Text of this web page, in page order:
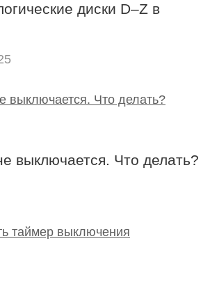
диски D–Z в
выключается. Что делать?